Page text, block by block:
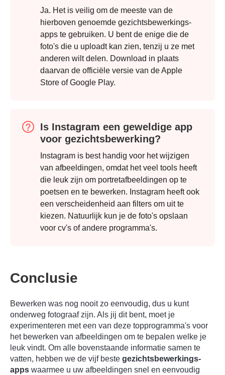
Ja. Het is veilig om de meeste van de
hierboven genoemde gezichtsbewerkings-
apps te gebruiken. U bent de enige die de
foto's die u uploadt kan zien, tenzij u ze met
anderen wilt delen. Download in plaats
daarvan de officiële versie van de Apple
Store of Google Play.
Is Instagram een geweldige app
voor gezichtsbewerking?
Instagram is best handig voor het wijzigen
van afbeeldingen, omdat het veel tools heeft
die leuk zijn om portretafbeeldingen op te
poetsen en te bewerken. Instagram heeft ook
een verscheidenheid aan filters om uit te
kiezen. Natuurlijk kun je de foto's opslaan
voor cv's of andere programma's.
Conclusie
Bewerken was nog nooit zo eenvoudig, dus u kunt
onderweg fotograaf zijn. Als jij dit bent, moet je
experimenteren met een van deze topprogramma's voor
het bewerken van afbeeldingen om te bepalen welke je
leuk vindt. Om alle bovenstaande informatie samen te
vatten, hebben we de vijf beste gezichtsbewerkings-
apps waarmee u uw afbeeldingen snel en eenvoudig